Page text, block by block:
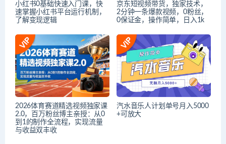
小红书0基础快速入门课，快
速掌握小红书平台运行机制，
了解变现逻辑
京东短视频带货，独家技术，
2分钟一条爆款视频，0粉丝，
0保证金，操作简单，日入1k
2026体育赛道精选视频独家课
2.0，百万粉丝博主亲授：从0
到1的制作全流程，实现流量
与收益双丰收
汽水音乐人计划单号月入5000
+可放大